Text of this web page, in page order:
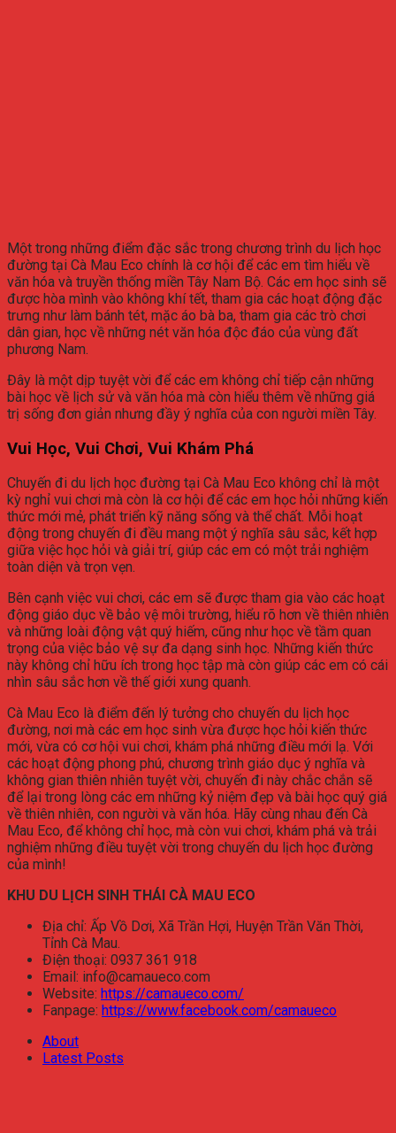
Một trong những điểm đặc sắc trong chương trình du lịch học
đường tại Cà Mau Eco chính là cơ hội để các em tìm hiểu về
văn hóa và truyền thống miền Tây Nam Bộ. Các em học sinh sẽ
được hòa mình vào không khí tết, tham gia các hoạt động đặc
trưng như làm bánh tét, mặc áo bà ba, tham gia các trò chơi
dân gian, học về những nét văn hóa độc đáo của vùng đất
phương Nam.
Đây là một dịp tuyệt vời để các em không chỉ tiếp cận những
bài học về lịch sử và văn hóa mà còn hiểu thêm về những giá
trị sống đơn giản nhưng đầy ý nghĩa của con người miền Tây.
Vui Học, Vui Chơi, Vui Khám Phá
Chuyến đi du lịch học đường tại Cà Mau Eco không chỉ là một
kỳ nghỉ vui chơi mà còn là cơ hội để các em học hỏi những kiến
thức mới mẻ, phát triển kỹ năng sống và thể chất. Mỗi hoạt
động trong chuyến đi đều mang một ý nghĩa sâu sắc, kết hợp
giữa việc học hỏi và giải trí, giúp các em có một trải nghiệm
toàn diện và trọn vẹn.
Bên cạnh việc vui chơi, các em sẽ được tham gia vào các hoạt
động giáo dục về bảo vệ môi trường, hiểu rõ hơn về thiên nhiên
và những loài động vật quý hiếm, cũng như học về tầm quan
trọng của việc bảo vệ sự đa dạng sinh học. Những kiến thức
này không chỉ hữu ích trong học tập mà còn giúp các em có cái
nhìn sâu sắc hơn về thế giới xung quanh.
Cà Mau Eco là điểm đến lý tưởng cho chuyến du lịch học
đường, nơi mà các em học sinh vừa được học hỏi kiến thức
mới, vừa có cơ hội vui chơi, khám phá những điều mới lạ. Với
các hoạt động phong phú, chương trình giáo dục ý nghĩa và
không gian thiên nhiên tuyệt vời, chuyến đi này chắc chắn sẽ
để lại trong lòng các em những kỷ niệm đẹp và bài học quý giá
về thiên nhiên, con người và văn hóa. Hãy cùng nhau đến Cà
Mau Eco, để không chỉ học, mà còn vui chơi, khám phá và trải
nghiệm những điều tuyệt vời trong chuyến du lịch học đường
của mình!
KHU DU LỊCH SINH THÁI CÀ MAU ECO
Địa chỉ: Ấp Vồ Dơi, Xã Trần Hợi, Huyện Trần Văn Thời,
Tỉnh Cà Mau.
Điện thoại: 0937 361 918
Email: info@camaueco.com
Website: https://camaueco.com/
Fanpage: https://www.facebook.com/camaueco
About
Latest Posts